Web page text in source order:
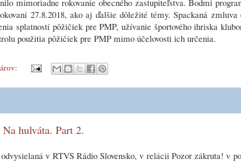
27.8.2018, ako aj ďalšie dôležité témy. Spackaná
splatností pôžičiek pre PMP, užívanie športového ihriska
použitia pôžičiek pre PMP mimo účelovosti ich určenia.
hulváta. Part 2.
v RTVS Rádio Slovensko, v relácii Pozor zákruta! v